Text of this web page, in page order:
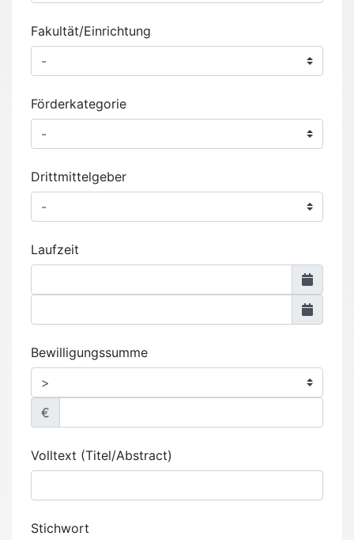
Fakultät/Einrichtung
Förderkategorie
Drittmittelgeber
Laufzeit
Bewilligungssumme
€
Volltext (Titel/Abstract)
Stichwort